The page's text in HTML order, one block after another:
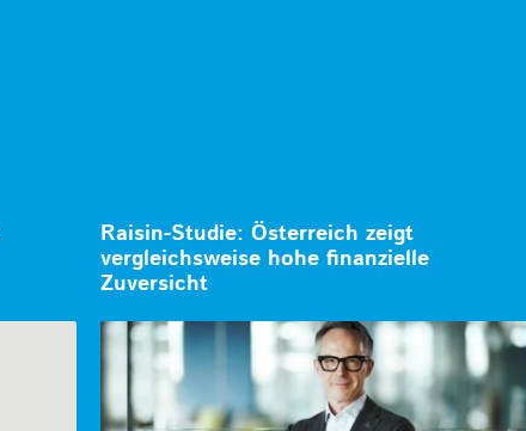
Raisin-Studie: Österreich zeigt
vergleichsweise hohe finanzielle
Zuversicht